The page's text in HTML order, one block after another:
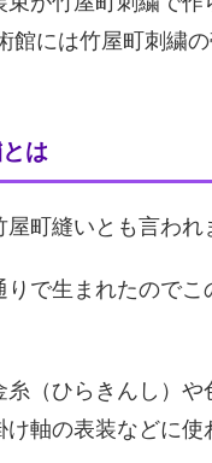
館には竹屋町刺繍
は
町縫いとも言われ
りで生まれたのでこ
糸（ひらきんし）や
軸の表装などに使